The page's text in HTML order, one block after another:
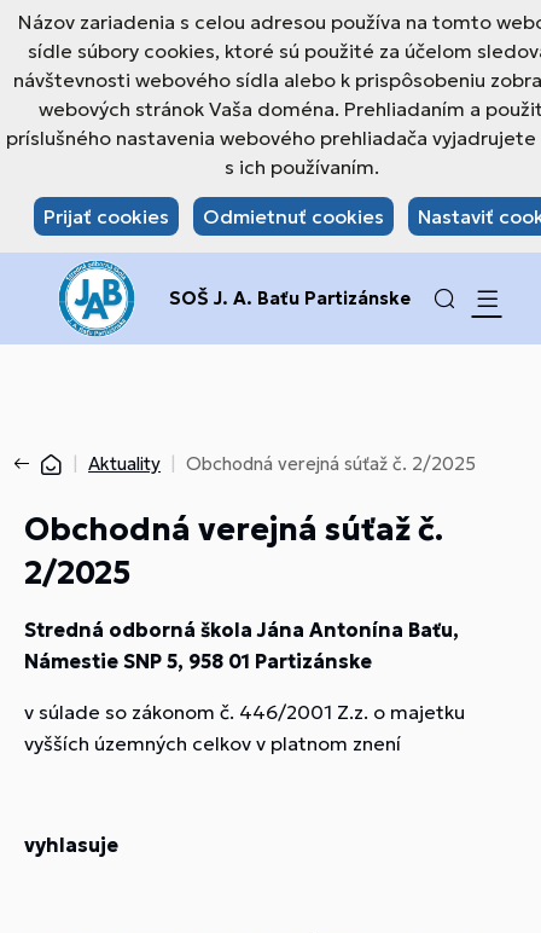
Názov zariadenia s celou adresou používa na tomto
sídle súbory cookies, ktoré sú použité za účelom
návštevnosti webového sídla alebo k prispôsobeniu
webových stránok Vaša doména. Prehliadaním a
príslušného nastavenia webového prehliadača vyjadrujete
s ich používaním.
Prijať cookies Odmietnuť cookies Nastaviť
SOŠ J. A. Baťu Partizánske
Aktuality Obchodná verejná súťaž č. 2/2025
Obchodná verejná súťaž č.
2/2025
Stredná odborná škola Jána Antonína Baťu,
Námestie SNP 5, 958 01 Partizánske
v súlade so zákonom č. 446/2001 Z.z. o majetku
vyšších územných celkov v platnom znení
vyhlasuje